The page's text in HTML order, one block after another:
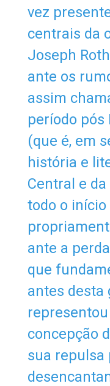
vez
centrais da
Joseph
ante os
assim
período pós
(que é, em
história e
Central e
todo o início
ante a
que
antes desta
concepção
sua repulsa